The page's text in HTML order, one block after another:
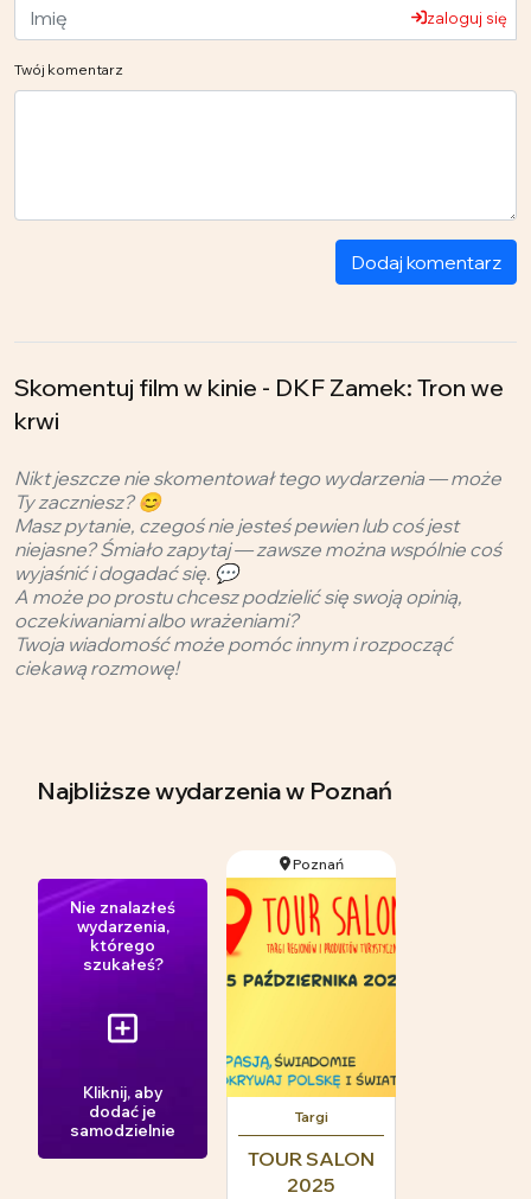
zaloguj się
Twój komentarz
Dodaj komentarz
Skomentuj film w kinie - DKF Zamek: Tron we
krwi
Nikt jeszcze nie skomentował tego wydarzenia — może
Ty zaczniesz? 😊
Masz pytanie, czegoś nie jesteś pewien lub coś jest
niejasne? Śmiało zapytaj — zawsze można wspólnie coś
wyjaśnić i dogadać się. 💬
A może po prostu chcesz podzielić się swoją opinią,
oczekiwaniami albo wrażeniami?
Twoja wiadomość może pomóc innym i rozpocząć
ciekawą rozmowę!
Najbliższe wydarzeniaw Poznań
Nie znalazłeś
wydarzenia,
którego
szukałeś?
Kliknij, aby
dodać je
samodzielnie
Poznań
Targi
TOUR SALON
2025